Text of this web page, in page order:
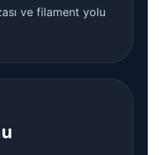
ve filament yolu